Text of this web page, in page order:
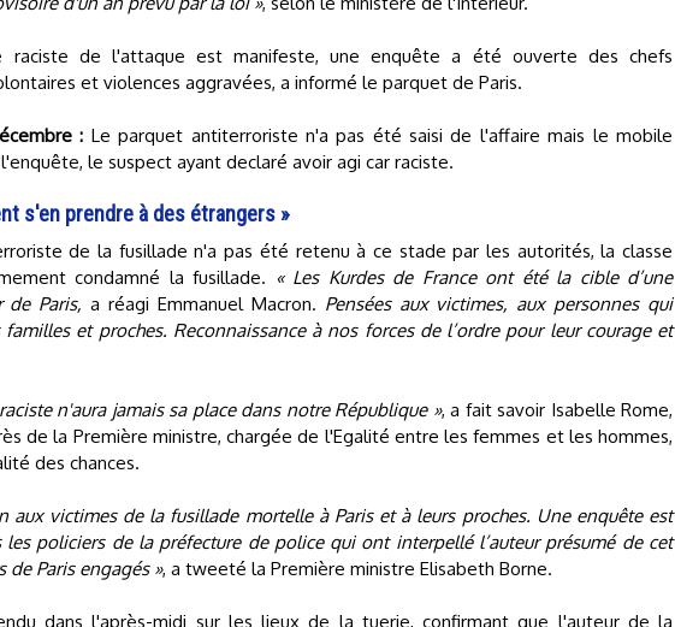
raciste de l'attaque est manifeste, une enquête a été ouverte des chefs
et violences aggravées, a informé le parquet de Paris.
: Le parquet antiterroriste n'a pas été saisi de l'affaire mais le mobile
le suspect ayant declaré avoir agi car raciste.
s'en prendre à des étrangers »
de la fusillade n'a pas été retenu à ce stade par les autorités, la classe
condamné la fusillade. « Les Kurdes de France ont été la cible d’une
Paris, a réagi Emmanuel Macron. Pensées aux victimes, aux personnes qui
et proches. Reconnaissance à nos forces de l’ordre pour leur courage et
n'aura jamais sa place dans notre République », a fait savoir Isabelle Rome,
de la Première ministre, chargée de l'Egalité entre les femmes et les hommes,
des chances.
aux victimes de la fusillade mortelle à Paris et à leurs proches. Une enquête est
les policiers de la préfecture de police qui ont interpellé l’auteur présumé de cet
de Paris engagés », a tweeté la Première ministre Elisabeth Borne.
dans l'après-midi sur les lieux de la tuerie, confirmant que l'auteur de la